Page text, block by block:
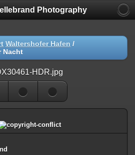
Photography
Waltershofer Hafen /
Nacht